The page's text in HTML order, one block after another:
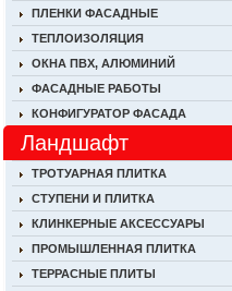
ПЛЕНКИ ФАСАДНЫЕ
ТЕПЛОИЗОЛЯЦИЯ
ОКНА ПВХ, АЛЮМИНИЙ
ФАСАДНЫЕ РАБОТЫ
КОНФИГУРАТОР ФАСАДА
Ландшафт
ТРОТУАРНАЯ ПЛИТКА
СТУПЕНИ И ПЛИТКА
КЛИНКЕРНЫЕ АКСЕССУАРЫ
ПРОМЫШЛЕННАЯ ПЛИТКА
ТЕРРАСНЫЕ ПЛИТЫ